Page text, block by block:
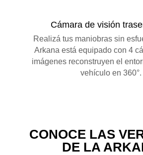
Cámara de visión
Realizá tus maniobras sin
Arkana está equipado con 4
imágenes reconstruyen el
vehículo en 360°.
CONOCE LAS
DE LA